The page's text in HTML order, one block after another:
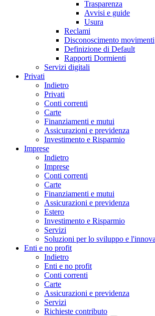
Trasparenza
Avvisi e guide
Usura
Reclami
Disconoscimento movimenti
Definizione di Default
Rapporti Dormienti
Servizi digitali
Privati
Indietro
Privati
Conti correnti
Carte
Finanziamenti e mutui
Assicurazioni e previdenza
Investimento e Risparmio
Imprese
Indietro
Imprese
Conti correnti
Carte
Finanziamenti e mutui
Assicurazioni e previdenza
Estero
Investimento e Risparmio
Servizi
Soluzioni per lo sviluppo e
Enti e no profit
Indietro
Enti e no profit
Conti correnti
Carte
Assicurazioni e previdenza
Servizi
Richieste contributo